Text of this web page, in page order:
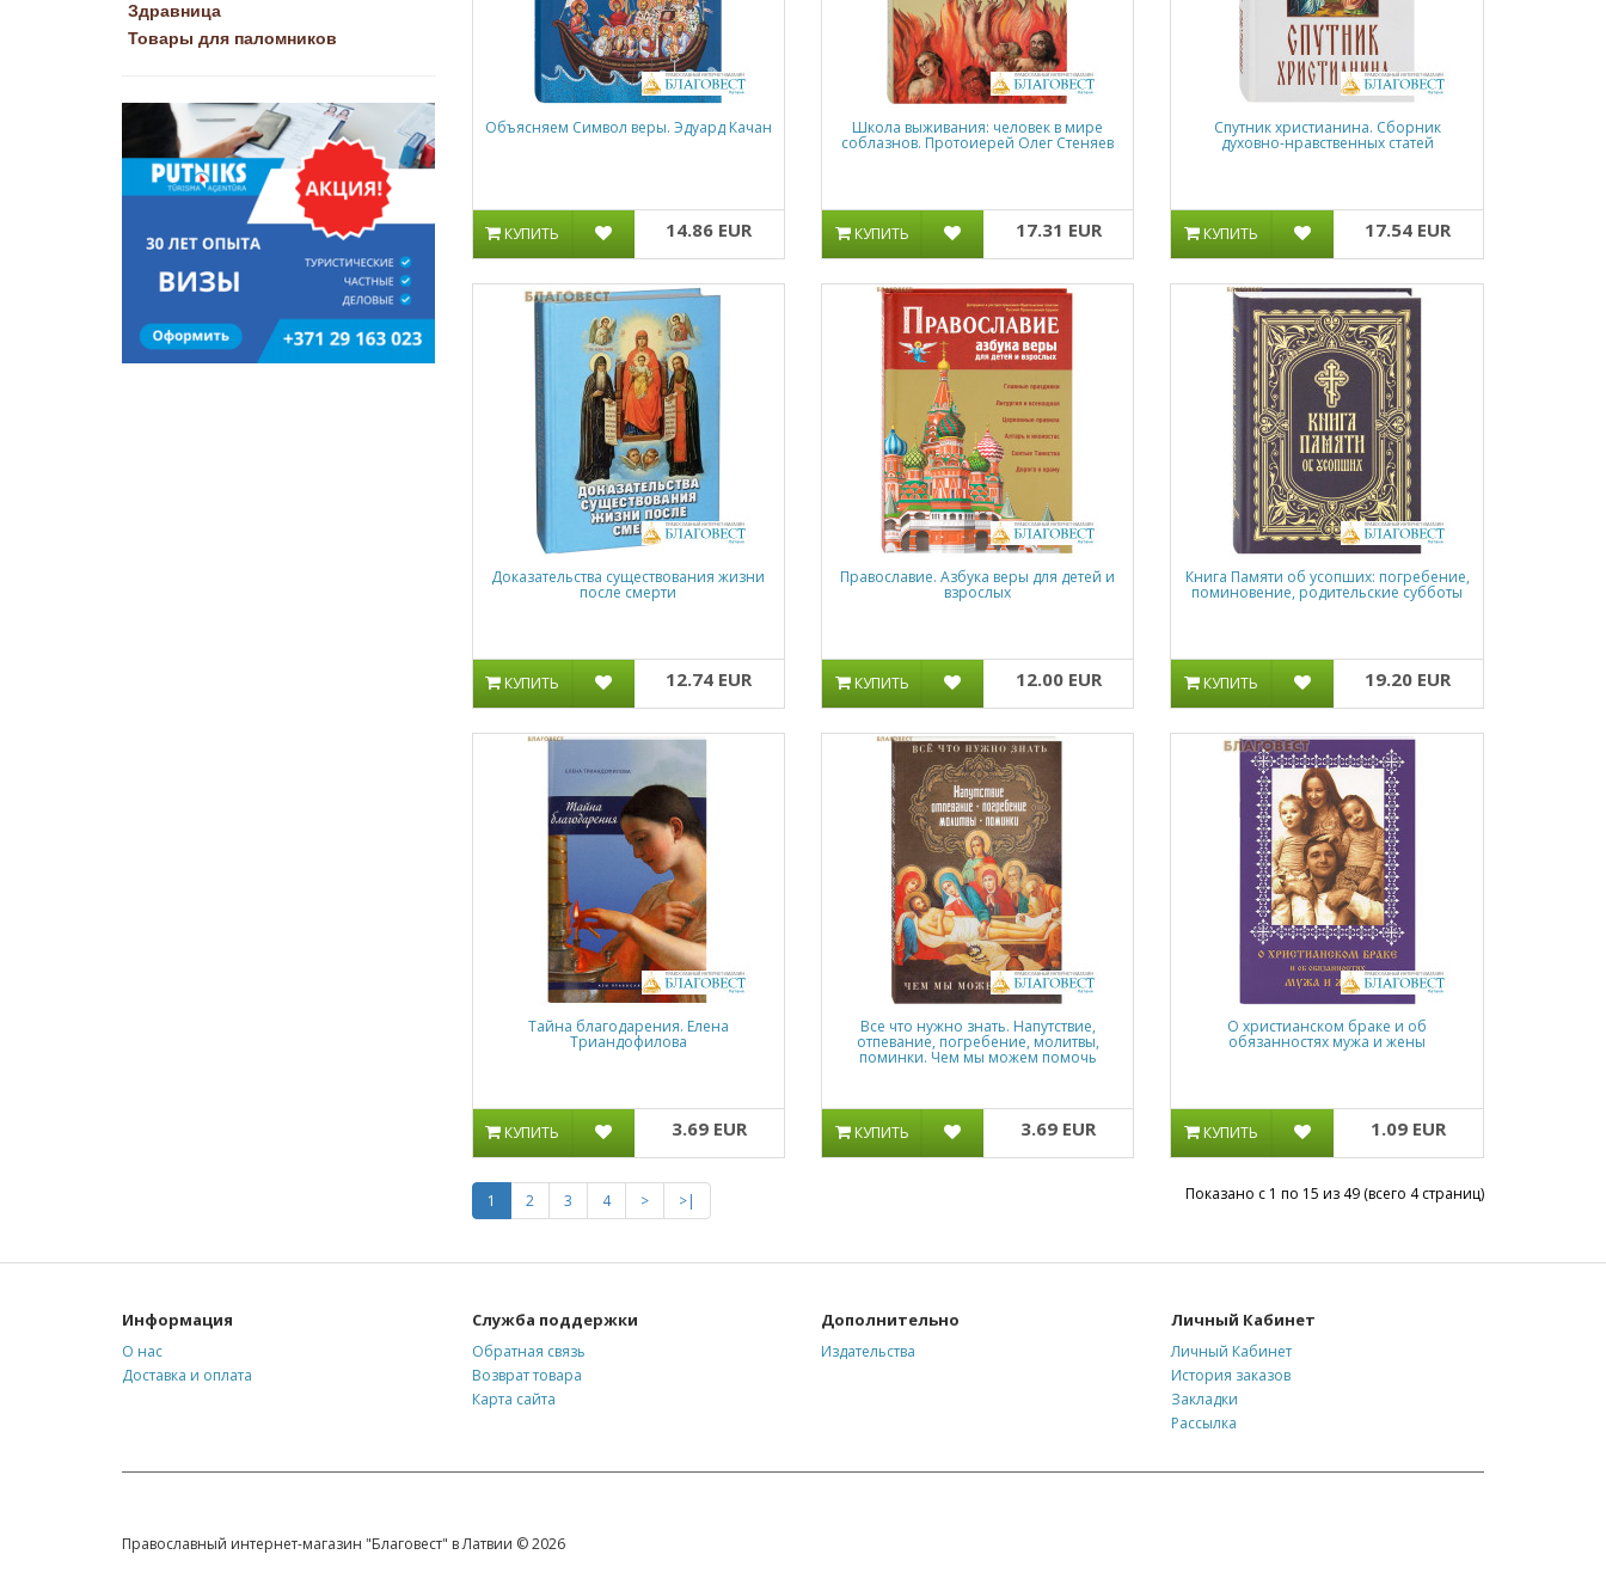
Здравница
Товары для паломников
Объясняем Символ веры. Эдуард Качан
КУПИТЬ 14.86 EUR
Школа выживания: человек в мире
соблазнов. Протоиерей Олег Стеняев
КУПИТЬ 17.31 EUR
Спутник христианина. Сборник
духовно-нравственных статей
КУПИТЬ 17.54 EUR
Доказательства существования жизни
после смерти
КУПИТЬ 12.74 EUR
Православие. Азбука веры для детей и
взрослых
КУПИТЬ 12.00 EUR
Книга Памяти об усопших: погребение,
поминовение, родительские субботы
КУПИТЬ 19.20 EUR
Тайна благодарения. Елена
Триандофилова
КУПИТЬ 3.69 EUR
Все что нужно знать. Напутствие,
отпевание, погребение, молитвы,
поминки. Чем мы можем помочь
КУПИТЬ 3.69 EUR
О христианском браке и об
обязанностях мужа и жены
КУПИТЬ 1.09 EUR
1 2 3 4 > >| Показано с 1 по 15 из 49 (всего 4 страниц)
Информация
О нас
Доставка и оплата
Служба поддержки
Обратная связь
Возврат товара
Карта сайта
Дополнительно
Издательства
Личный Кабинет
Личный Кабинет
История заказов
Закладки
Рассылка
Православный интернет-магазин "Благовест" в Латвии © 2026